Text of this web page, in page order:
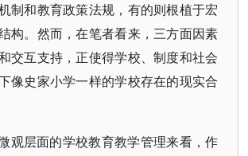
制和教育政策法规，有的则根植于宏
构。然而，在笔者看来，三方面因素
交互支持，正使得学校、制度和社会
像史家小学一样的学校存在的现实合
观层面的学校教育教学管理来看，作